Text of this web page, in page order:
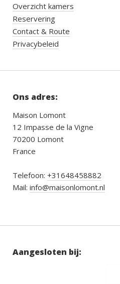
Overzicht kamers
Reservering
Contact & Route
Privacybeleid
Ons adres:
Maison Lomont
12 Impasse de la Vigne
70200 Lomont
France
Telefoon: +31648458882
Mail: info@maisonlomont.nl
Aangesloten bij: